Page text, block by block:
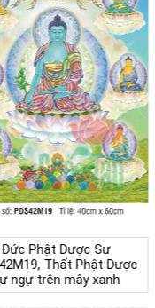
Đức Phật Dược Sư
Thất Phật Dược
ngự trên mây xanh